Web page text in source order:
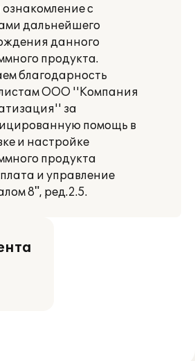
с
дальнейшего
данного
продукта.
благодарность
ООО ''Компания
за
помощь в
и настройке
продукта
и управление
8", ред.2.5.